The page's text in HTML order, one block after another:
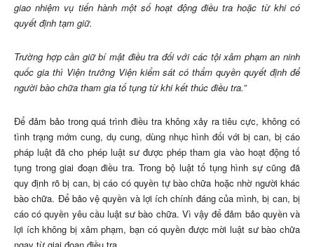
giao nhiệm vụ tiến hành một số hoạt động điều tra hoặc từ khi có
quyết định tạm giữ.
Trường hợp cần giữ bí mật điều tra đối với các tội xâm phạm an ninh
quốc gia thì Viện trưởng Viện kiểm sát có thẩm quyền quyết định để
người bào chữa tham gia tố tụng từ khi kết thúc điều tra.”
Để đảm bảo trong quá trình điều tra không xảy ra tiêu cực, không có
tình trạng mớm cung, dụ cung, dùng nhục hình đối với bị can, bị cáo
pháp luật đã cho phép luật sư được phép tham gia vào hoạt động tố
tụng trong giai đoạn điều tra. Trong bộ luật tố tụng hình sự cũng đã
quy định rõ bị can, bị cáo có quyền tự bào chữa hoặc nhờ người khác
bào chữa. Để bảo vệ quyền và lợi ích chính đáng của mình, bị can, bị
cáo có quyền yêu cầu luật sư bào chữa. Vì vậy để đảm bảo quyền và
lợi ích không bị xâm phạm, bạn có quyền được mời luật sư bào chữa